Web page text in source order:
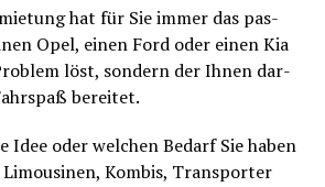
hat für Sie immer das pas­
Opel, einen Ford oder einen Kia
löst, son­dern der Ihnen dar­
bereitet.
Idee oder wel­chen Bedarf Sie haben
Kom­bis, Trans­por­ter